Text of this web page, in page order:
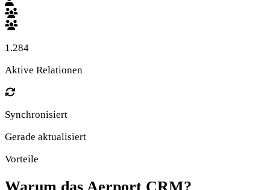
1.284
Aktive Relationen
Synchronisiert
Gerade aktualisiert
Vorteile